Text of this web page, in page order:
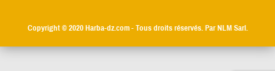
Copyright © 2020Harba-dz.com- Tous droits réservés. Par NLM Sarl.